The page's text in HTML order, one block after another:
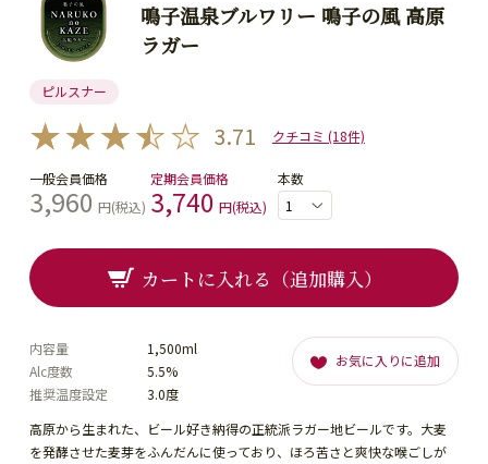
鳴子温泉ブルワリー 鳴子の風 高原
ラガー
ピルスナー
3.71 クチコミ (18件)
高原から生まれた、ビール好き納得の正統派ラガー地ビールです。大麦
を発酵させた麦芽をふんだんに使っており、ほろ苦さと爽快な喉ごしが
一般会員価格
3,960 円(税込)
定期会員価格
3,740 円(税込)
本数
内容量
1,500ml
Alc度数
5.5%
推奨温度設定
3.0度
お気に入りに追加
カートに入れる（追加購入）